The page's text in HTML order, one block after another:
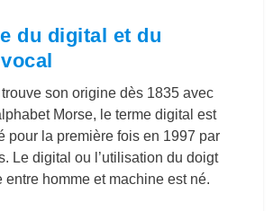
du digital et du
son origine dès 1835 avec
Morse, le terme digital est
pour la première fois en 1997 par
Le digital ou l’utilisation du doigt
entre homme et machine est né.